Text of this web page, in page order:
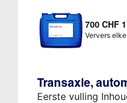
700 CHF
Ververs
Transaxle,
Eerste vulling